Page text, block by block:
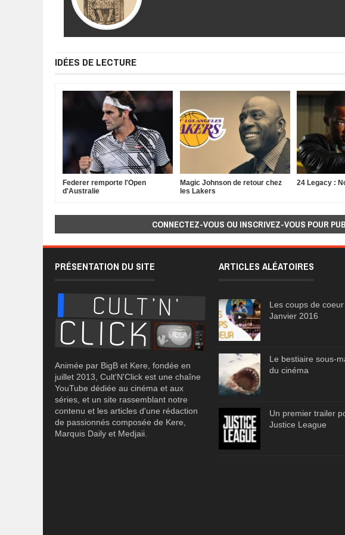
IDÉES DE LECTURE
Federer remporte l'Open
d'Australie
Magic Johnson de retour chez
les Lakers
24 Legacy :
CONNECTEZ-VOUS OU INSCRIVEZ-VOUS POUR
PRÉSENTATION DU SITE
Animée par BigB et Kere, fondée en
juillet 2013, Cult'N'Click est une chaîne
YouTube dédiée au cinéma et aux
séries, et un site rassemblant notre
contenu et les articles d'une rédaction
de passionnés composée de Kere,
Marquis Daily et Medjaii.
ARTICLES ALÉATOIRES
Les coups de
Janvier 2016
Le bestiaire sous-
du cinéma
Un premier trailer
Justice League